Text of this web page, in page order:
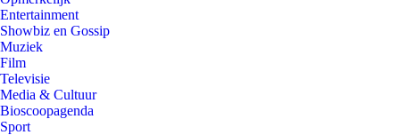
Entertainment
Showbiz en Gossip
Muziek
Film
Televisie
Media & Cultuur
Bioscoopagenda
Sport